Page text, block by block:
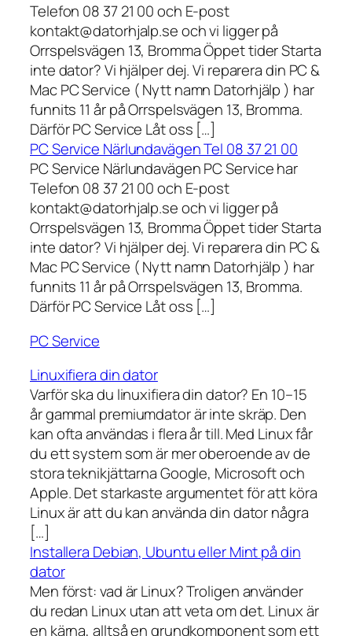
Telefon 08 37 21 00 och E-post
kontakt@datorhjalp.se och vi ligger på
Orrspelsvägen 13, Bromma Öppet tider Starta
inte dator? Vi hjälper dej. Vi reparera din PC &
Mac PC Service ( Nytt namn Datorhjälp ) har
funnits 11 år på Orrspelsvägen 13, Bromma.
Därför PC Service Låt oss […]
PC Service Närlundavägen Tel 08 37 21 00
PC Service Närlundavägen PC Service har
Telefon 08 37 21 00 och E-post
kontakt@datorhjalp.se och vi ligger på
Orrspelsvägen 13, Bromma Öppet tider Starta
inte dator? Vi hjälper dej. Vi reparera din PC &
Mac PC Service ( Nytt namn Datorhjälp ) har
funnits 11 år på Orrspelsvägen 13, Bromma.
Därför PC Service Låt oss […]
PC Service
Linuxifiera din dator
Varför ska du linuxifiera din dator? En 10–15
år gammal premiumdator är inte skräp. Den
kan ofta användas i flera år till. Med Linux får
du ett system som är mer oberoende av de
stora teknikjättarna Google, Microsoft och
Apple. Det starkaste argumentet för att köra
Linux är att du kan använda din dator några
[…]
Installera Debian, Ubuntu eller Mint på din
dator
Men först: vad är Linux? Troligen använder
du redan Linux utan att veta om det. Linux är
en kärna, alltså en grundkomponent som ett